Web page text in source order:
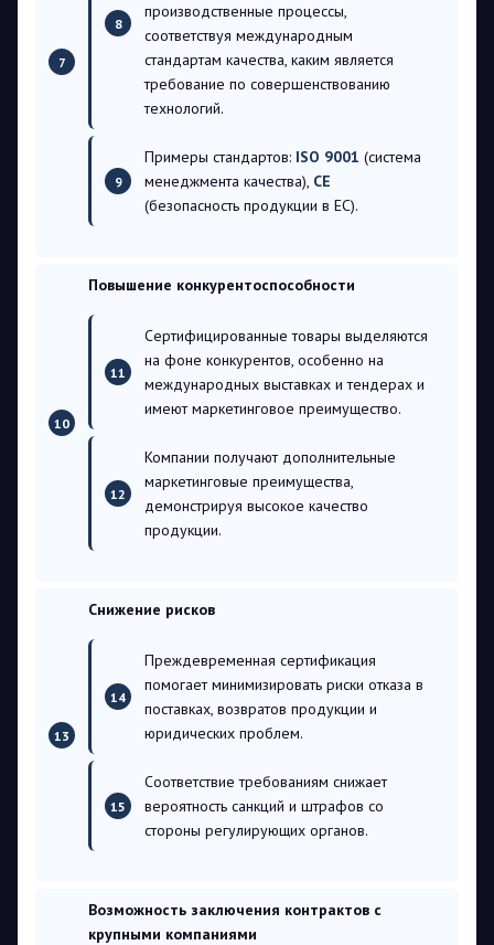
производственные процессы,
соответствуя международным
стандартам качества, каким является
требование по совершенствованию
технологий.
Примеры стандартов: ISO 9001 (система
менеджмента качества), CE
(безопасность продукции в ЕС).
Повышение конкурентоспособности
Сертифицированные товары выделяются
на фоне конкурентов, особенно на
международных выставках и тендерах и
имеют маркетинговое преимущество.
Компании получают дополнительные
маркетинговые преимущества,
демонстрируя высокое качество
продукции.
Снижение рисков
Преждевременная сертификация
помогает минимизировать риски отказа в
поставках, возвратов продукции и
юридических проблем.
Соответствие требованиям снижает
вероятность санкций и штрафов со
стороны регулирующих органов.
Возможность заключения контрактов с
крупными компаниями